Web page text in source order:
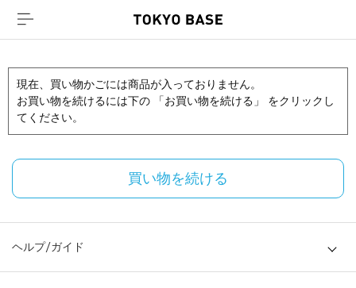
現在、買い物かごには商品が入っておりません。
お買い物を続けるには下の 「お買い物を続ける」 をクリックし
てください。
買い物を続ける
ヘルプ/ガイド